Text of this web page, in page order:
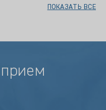
ПОКАЗАТЬ ВСЕ